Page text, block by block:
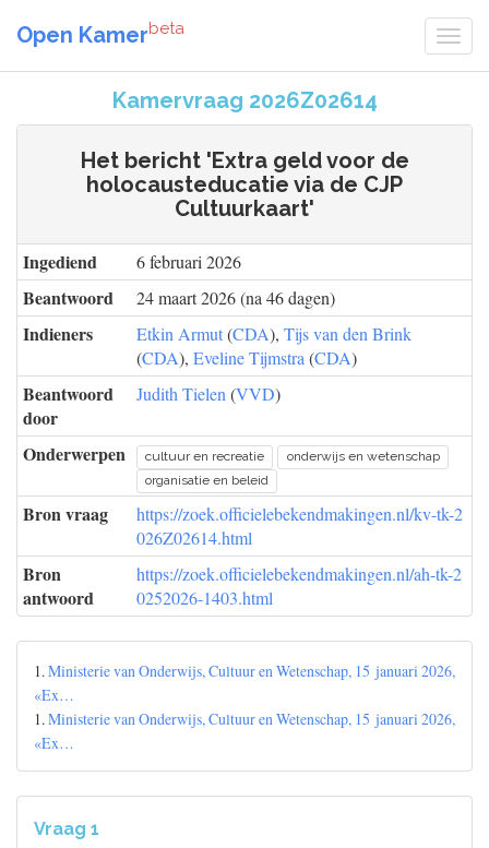
Open Kamerbeta
Kamervraag 2026Z02614
Het bericht 'Extra geld voor de
holocausteducatie via de CJP
Cultuurkaart'
Ingediend 6 februari 2026
Beantwoord 24 maart 2026 (na 46 dagen)
Indieners Etkin Armut(CDA), Tijs van den Brink
(CDA), Eveline Tijmstra (CDA)
Beantwoord
door
Judith Tielen (VVD)
Onderwerpen cultuur en recreatie
onderwijs en wetenschap
organisatie en beleid
Bron vraag
https://zoek.officielebekendmakingen.nl/kv-tk-2
026Z02614.html
Bron
antwoord
https://zoek.officielebekendmakingen.nl/ah-tk-2
0252026-1403.html
1.Ministerie van Onderwijs, Cultuur en Wetenschap, 15 januari 2026,
«Ex…
1.Ministerie van Onderwijs, Cultuur en Wetenschap, 15 januari 2026,
«Ex…
Vraag 1